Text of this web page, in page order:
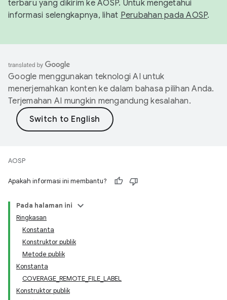
terbaru yang dikirim ke AOSP. Untuk mengetahui
informasi selengkapnya, lihat Perubahan pada AOSP.
Google menggunakan teknologi AI untuk
menerjemahkan konten ke dalam bahasa pilihan Anda.
Terjemahan AI mungkin mengandung kesalahan.
AOSP
Apakah informasi ini membantu?
Pada halaman ini
Ringkasan
Konstanta
Konstruktor publik
Metode publik
Konstanta
COVERAGE_REMOTE_FILE_LABEL
Konstruktor publik